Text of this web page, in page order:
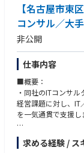
響を与えるような
・「設計者の生産
ど、製造業の抱える
けられること
・「創業当初から
かけ合わせたダイナ
・15年以上にわた
・課題に対し根本
・ご自身の成長機
・できない理由より
【名古屋市東
コンサル／大
非公開
仕事内容
■概要：
・同社のITコンサ
経営課題に対し、IT
を一気通貫で支援し
■担当業務：
下記の中からご経験
求める経験 / ス